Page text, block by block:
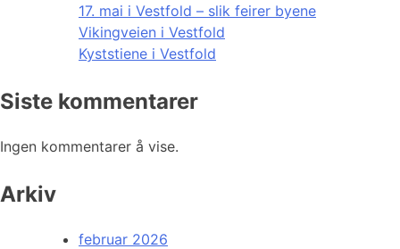
17. mai i Vestfold – slik feirer byene
Vikingveien i Vestfold
Kyststiene i Vestfold
Siste kommentarer
Ingen kommentarer å vise.
Arkiv
februar 2026